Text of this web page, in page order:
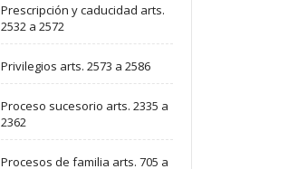
Prescripción y caducidad arts.
2532 a 2572
Privilegios arts. 2573 a 2586
Proceso sucesorio arts. 2335 a
2362
Procesos de familia arts. 705 a